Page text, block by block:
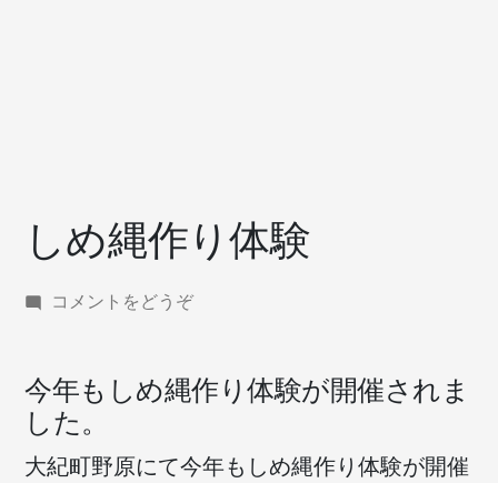
しめ縄作り体験
コメントをどうぞ(し
作
り
験)
今年もしめ縄作り体験が開催されま
した。
大紀町野原にて今年もしめ縄作り体験が開催